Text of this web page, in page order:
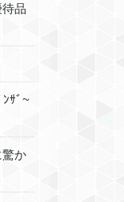
品
ｻﾞ~
か